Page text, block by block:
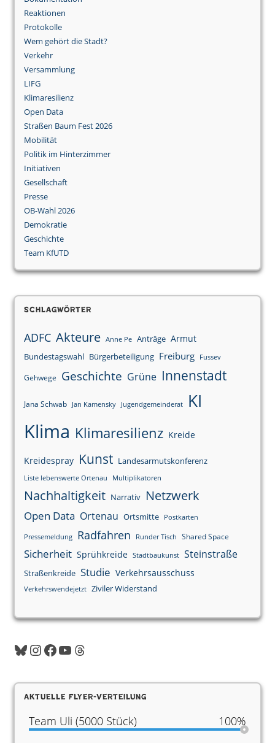
Reaktionen
Protokolle
Wem gehört die Stadt?
Verkehr
Versammlung
LIFG
Klimaresilienz
Open Data
Straßen Baum Fest 2026
Mobilität
Politik im Hinterzimmer
Initiativen
Gesellschaft
Presse
OB-Wahl 2026
Demokratie
Geschichte
Team KfUTD
Schlagwörter
ADFC Akteure Anne Pe Anträge Armut
Bundestagswahl Bürgerbeteiligung Freiburg Fussev
Gehwege Geschichte Grüne Innenstadt
Jana Schwab Jan Kamensky Jugendgemeinderat KI
Klima Klimaresilienz Kreide
Kreidespray Kunst Landesarmutskonferenz
Liste lebenswerte Ortenau Multiplikatoren
Nachhaltigkeit Narrativ Netzwerk
Open Data Ortenau Ortsmitte Postkarten
Pressemeldung Radfahren Runder Tisch Shared Space
Sicherheit Sprühkreide Stadtbaukunst Steinstraße
Straßenkreide Studie Verkehrsausschuss
Verkehrswendejetzt Ziviler Widerstand
Aktuelle Flyer-Verteilung
Team Uli (5000 Stück) 100%